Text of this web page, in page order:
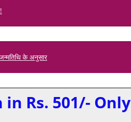
के अनुसार
Rs. 501/- Only